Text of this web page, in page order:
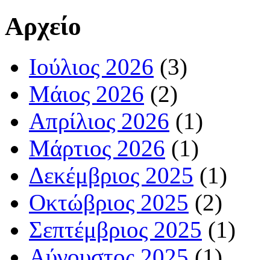
Αρχείο
Ιούλιος 2026 (3)
Μάιος 2026 (2)
Απρίλιος 2026 (1)
Μάρτιος 2026 (1)
Δεκέμβριος 2025 (1)
Οκτώβριος 2025 (2)
Σεπτέμβριος 2025 (1)